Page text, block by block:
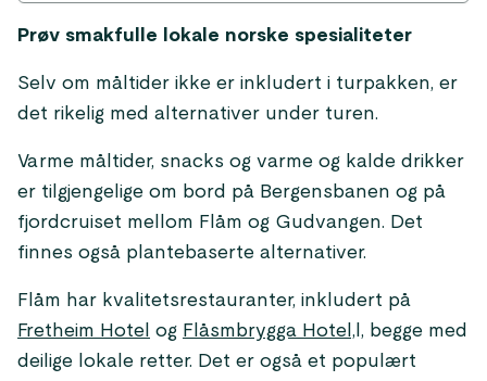
Prøv smakfulle lokale norske spesialiteter
Selv om måltider ikke er inkludert i turpakken, er
det rikelig med alternativer under turen.
Varme måltider, snacks og varme og kalde drikker
er tilgjengelige om bord på Bergensbanen og på
fjordcruiset mellom Flåm og Gudvangen. Det
finnes også plantebaserte alternativer.
Flåm har kvalitetsrestauranter, inkludert på
Fretheim Hotel og Flåsmbrygga Hotel, l, begge med
deilige lokale retter. Det er også et populært